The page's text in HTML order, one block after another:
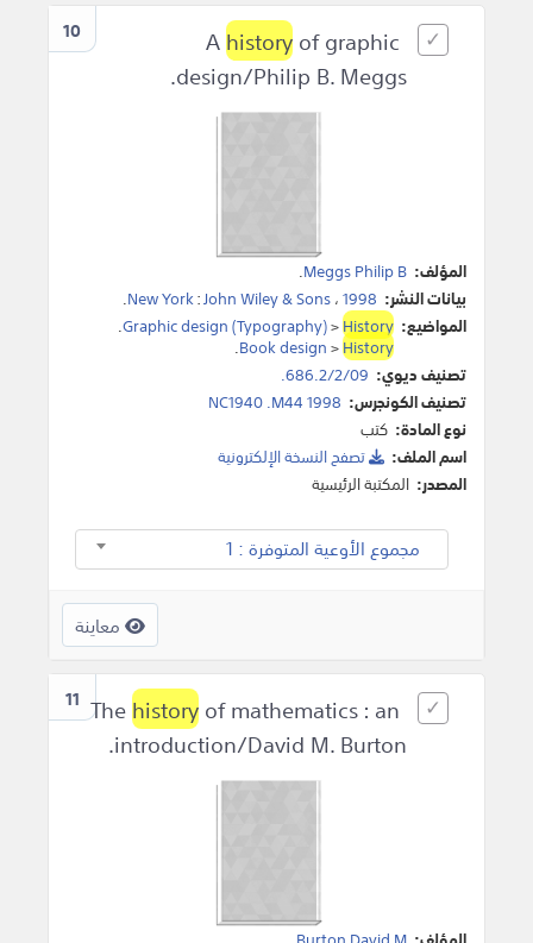
10 historyof graphic
design/Philip B. Meggs.
المؤلف: Meggs Philip B
.
بيانات النشر:
New York:John Wiley & Sons،1998
.
المواضيع:
Graphic design (Typography)>History
.
Book design>History
.
تصنيف ديوي: 686.2/2/09.
تصنيف الكونجرس: NC1940 .M44 1998
نوع المادة: كتب
اسم الملف:
تصفح النسخة اﻹلكترونية
المصدر: المكتبة الرئيسية
مجموع الأوعية المتوفرة : 1
معاينة
11 historyof mathematics : an
introduction/David M. Burton.